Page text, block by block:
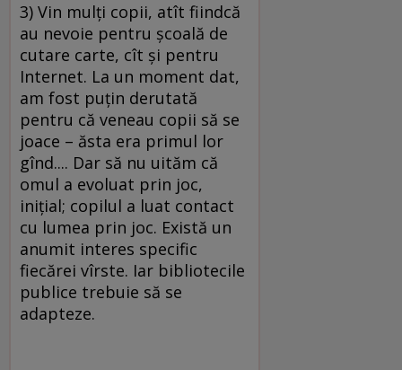
3) Vin mulţi copii, atît fiindcă
au nevoie pentru şcoală de
cutare carte, cît şi pentru
Internet. La un moment dat,
am fost puţin derutată
pentru că veneau copii să se
joace – ăsta era primul lor
gînd.... Dar să nu uităm că
omul a evoluat prin joc,
iniţial; copilul a luat contact
cu lumea prin joc. Există un
anumit interes specific
fiecărei vîrste. Iar bibliotecile
publice trebuie să se
adapteze.